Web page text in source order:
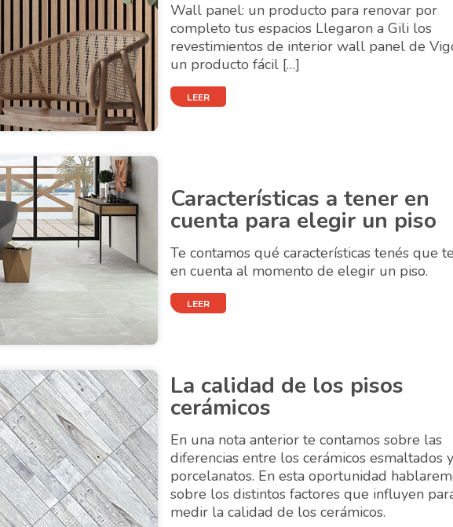
Wall panel: un producto para renovar por
completo tus espacios Llegaron a Gili los
revestimientos de interior wall panel de
un producto fácil […]
LEER
Características a tener en
cuenta para elegir un piso
Te contamos qué características tenés que
en cuenta al momento de elegir un piso.
LEER
La calidad de los pisos
cerámicos
En una nota anterior te contamos sobre las
diferencias entre los cerámicos esmaltados
porcelanatos. En esta oportunidad
sobre los distintos factores que influyen
medir la calidad de los cerámicos.